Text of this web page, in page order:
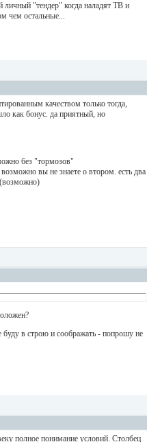
"тендер" когда наладят ТВ и
чем остальные...
качеством только тогда,
как бонус. да приятный, но
без "тормозов"
вы не знаете о втором. есть два
(возможно)
буду в строю и соображать - попрошу не
полное понимание условий. Столбец